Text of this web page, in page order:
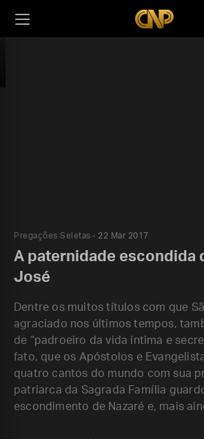
Pregações Seletas 22 Mar 2017
A paternidade escondida
José
Dentre os muitos títulos com que
agraciado nos últimos tempos,
de “padroeiro da vida íntima e
fato, que os Apóstolos e
quatro cantos do mundo com sua
patriarca da Sagrada Família
escondimento de Nazaré e, mais